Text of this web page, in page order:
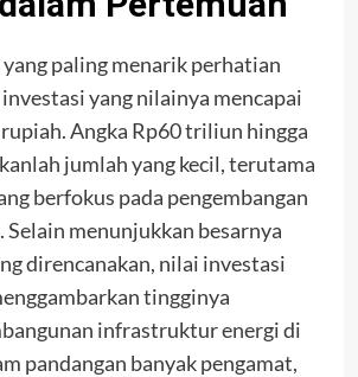
paling menarik perhatian
yang nilainya mencapai
Angka Rp60 triliun hingga
jumlah yang kecil, terutama
berfokus pada pengembangan
Selain menunjukkan besarnya
direncanakan, nilai investasi
tingginya
infrastruktur energi di
pandangan banyak pengamat,